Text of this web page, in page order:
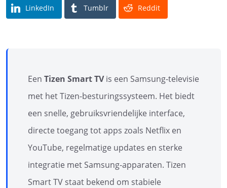
LinkedIn Tumblr Reddit
Een Tizen Smart TVis een Samsung-televisie
met het Tizen-besturingssysteem. Het biedt
een snelle, gebruiksvriendelijke interface,
directe toegang tot apps zoals Netflix en
YouTube, regelmatige updates en sterke
integratie met Samsung-apparaten. Tizen
Smart TV staat bekend om stabiele